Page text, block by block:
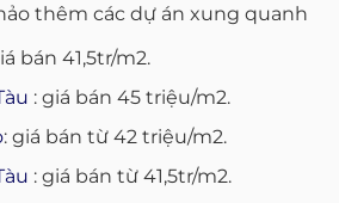
thêm các dự án xung quanh
bán 41,5tr/m2.
: giá bán 45 triệu/m2.
: giá bán từ 42 triệu/m2.
: giá bán từ 41,5tr/m2.